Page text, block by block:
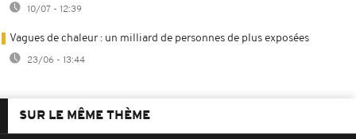
10/07 - 12:39
Vagues de chaleur : un milliard de personnes de plus exposées
23/06 - 13:44
SUR LE MÊME THÈME